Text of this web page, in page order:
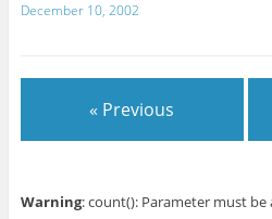
December 10, 2002
« Previous
Warning: count(): Parameter must